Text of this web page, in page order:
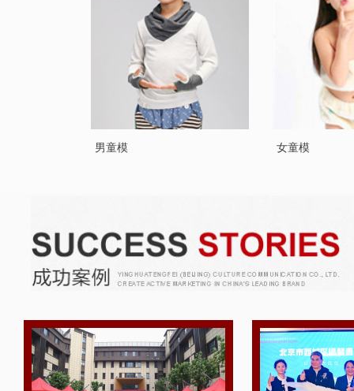
男童模 女童模